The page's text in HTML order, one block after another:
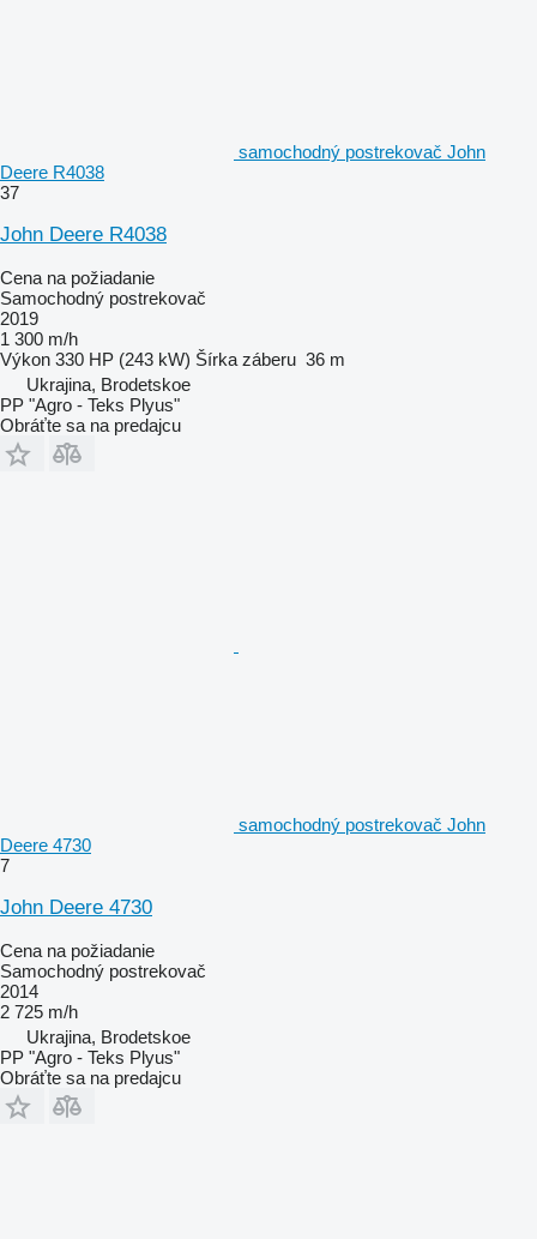
samochodný postrekovač John
Deere R4038
37
John Deere R4038
Cena na požiadanie
Samochodný postrekovač
2019
1 300 m/h
Výkon 330 HP (243 kW) Šírka záberu 36 m
Ukrajina, Brodetskoe
PP "Agro - Teks Plyus"
Obráťte sa na predajcu
samochodný postrekovač John
Deere 4730
7
John Deere 4730
Cena na požiadanie
Samochodný postrekovač
2014
2 725 m/h
Ukrajina, Brodetskoe
PP "Agro - Teks Plyus"
Obráťte sa na predajcu